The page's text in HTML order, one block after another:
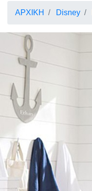
ΑΡΧΙΚΗ Disney